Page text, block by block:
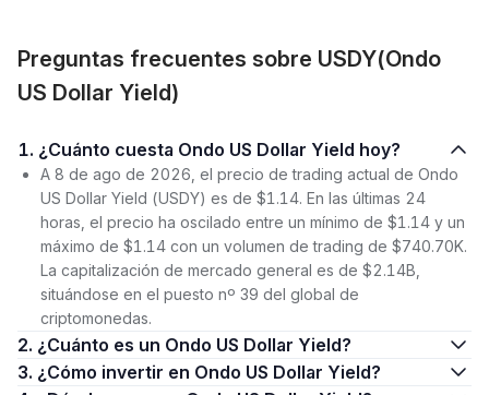
Preguntas frecuentes sobre USDY(Ondo
US Dollar Yield)
1. ¿Cuánto cuesta Ondo US Dollar Yield hoy?
A 8 de ago de 2026, el precio de trading actual de Ondo
US Dollar Yield (USDY) es de $1.14. En las últimas 24
horas, el precio ha oscilado entre un mínimo de $1.14 y un
máximo de $1.14 con un volumen de trading de $740.70K.
La capitalización de mercado general es de $2.14B,
situándose en el puesto nº 39 del global de
criptomonedas.
2. ¿Cuánto es un Ondo US Dollar Yield?
3. ¿Cómo invertir en Ondo US Dollar Yield?